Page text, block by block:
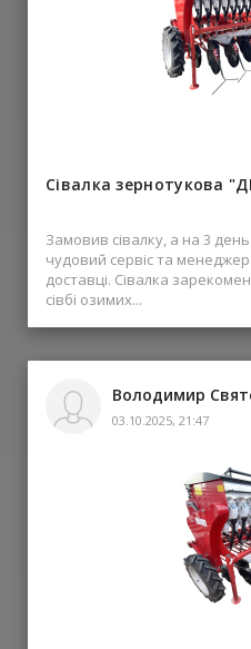
Сівалка зернотукова
Замовив сівалку, а на 3
чудовий сервіс та
доставці. Сівалка
сівбі озимих...
Володимир
03.10.2025, 21:47